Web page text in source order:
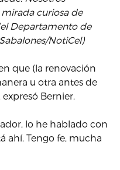
mirada curiosa de
Departamento de
NotiCel)
que (la renovación
u otra antes de
expresó Bernier.
lo he hablado con
ahí. Tengo fe, mucha